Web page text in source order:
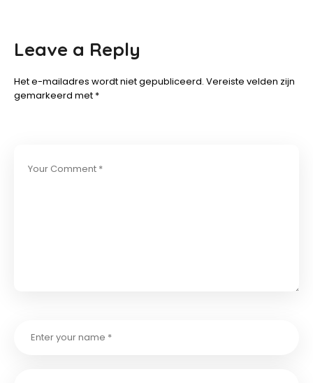
Leave a Reply
Het e-mailadres wordt niet gepubliceerd. Vereiste velden zijn
gemarkeerd met *